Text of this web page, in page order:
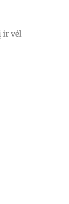
ir vėl